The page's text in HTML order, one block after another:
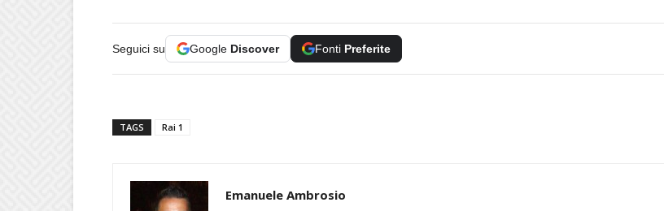
Seguici su Google Discover Fonti Preferite
TAGS Rai 1
Emanuele Ambrosio